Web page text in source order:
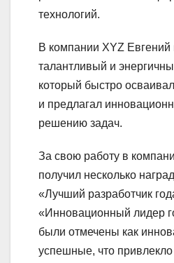
технологий.
В компании XYZ Евгений
талантливый и
который быстро
и предлагал
решению задач.
За свою работу в
получил несколько
«Лучший разработчик
«Инновационный лидер
были отмечены как
успешные, что